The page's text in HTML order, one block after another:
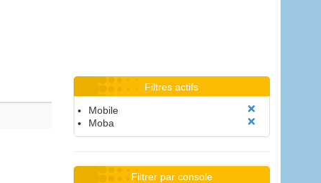
Filtres actifs
Mobile
Moba
Filtrer par console